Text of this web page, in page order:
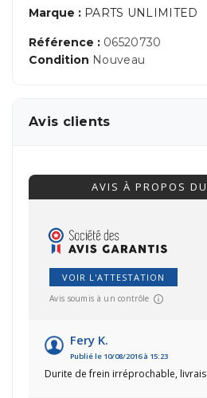
Marque : PARTS UNLIMITED
Référence : 06520730
Condition Nouveau
Avis clients
AVIS À PROPOS
VOIR L'ATTESTATION
Avis soumis à un contrôle
Fery K.
Publié le 10/08/2016 à 15:23
Durite de frein irréprochable,